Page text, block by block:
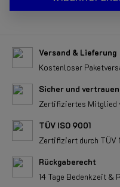
Versand & Lieferung
Kostenloser
Sicher und
Zertifiziertes Mitglied
TÜV ISO 9001
Zertifiziert durch TÜV
Rückgaberecht
14 Tage Bedenkzeit &